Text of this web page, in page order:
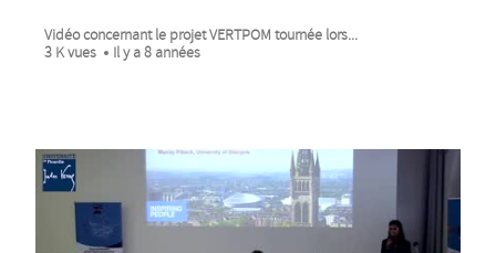
Vidéo concernant le projet VERTPOM tournée lors...
3 K vues
Il y a 8 années